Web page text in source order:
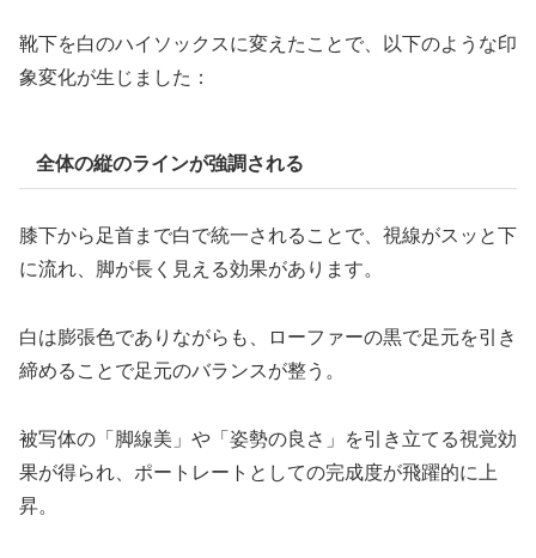
靴下を白のハイソックスに変えたことで、以下のような印
象変化が生じました：
全体の縦のラインが強調される
膝下から足首まで白で統一されることで、視線がスッと下
に流れ、脚が長く見える効果があります。
白は膨張色でありながらも、ローファーの黒で足元を引き
締めることで足元のバランスが整う。
被写体の「脚線美」や「姿勢の良さ」を引き立てる視覚効
果が得られ、ポートレートとしての完成度が飛躍的に上
昇。